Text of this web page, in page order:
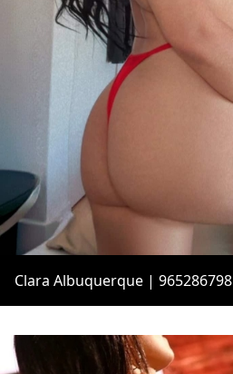
Clara Albuquerque | 965286798